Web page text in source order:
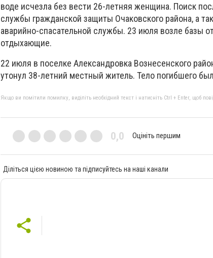
воде исчезла без вести 26-летняя женщина. Поиск
службы гражданской защиты Очаковского района, а
аварийно-спасательной службы. 23 июля возле базы
отдыхающие.
22 июля в поселке Александровка Вознесенского
утонул 38-летний местный житель. Тело погибшего
Якщо ви помітили помилку, виділіть необхідний текст і натисніть Ctrl + Enter, щоб
0,0 Оцініть першим
Діліться цією новиною та підписуйтесь на наші канали